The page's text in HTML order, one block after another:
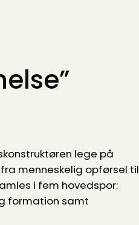
lege på
menneskelig opførsel til
i fem hovedspor:
formation samt